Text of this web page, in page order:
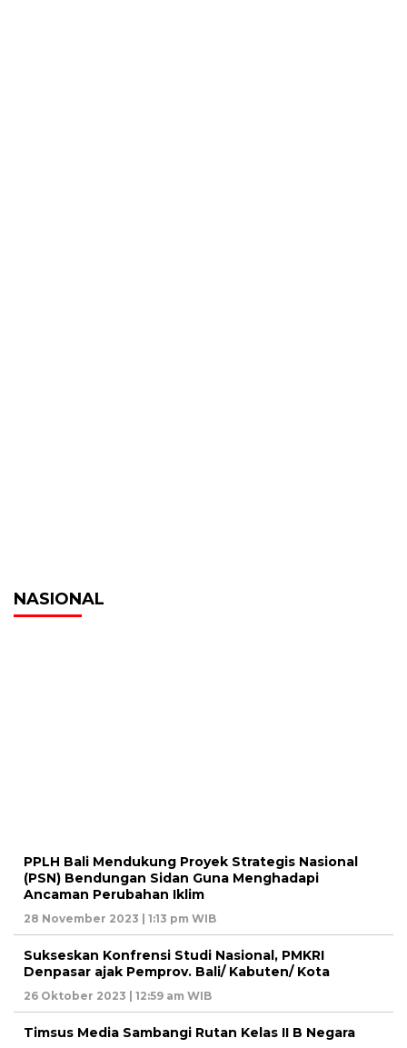
NASIONAL
PPLH Bali Mendukung Proyek Strategis Nasional
(PSN) Bendungan Sidan Guna Menghadapi
Ancaman Perubahan Iklim
28 November 2023 | 1:13 pm WIB
Sukseskan Konfrensi Studi Nasional, PMKRI
Denpasar ajak Pemprov. Bali/ Kabuten/ Kota
26 Oktober 2023 | 12:59 am WIB
Timsus Media Sambangi Rutan Kelas II B Negara